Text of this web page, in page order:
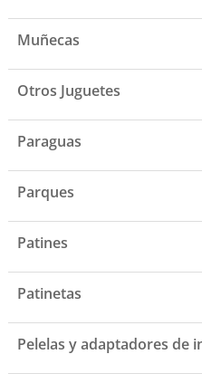
Muñecas
Otros Juguetes
Paraguas
Parques
Patines
Patinetas
Pelelas y adaptadores de